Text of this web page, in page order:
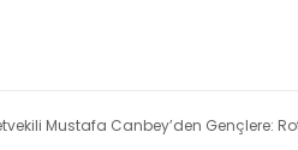
Mustafa Canbey’den Gençlere: